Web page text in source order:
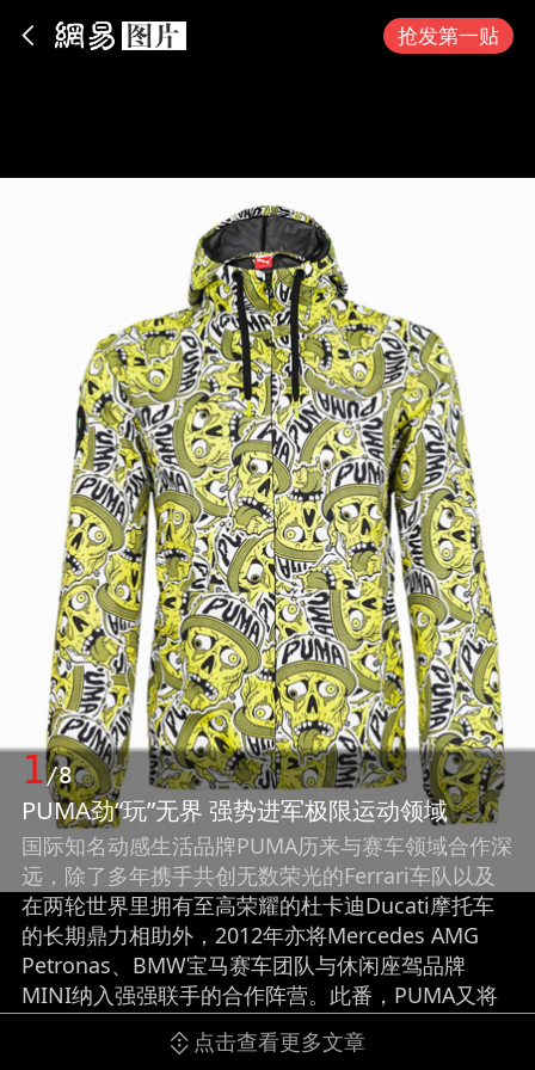
抢发第一贴
1/8
PUMA劲“玩”无界 强势进军极限运动领域
国际知名动感生活品牌PUMA历来与赛车领域合作深
远，除了多年携手共创无数荣光的Ferrari车队以及
在两轮世界里拥有至高荣耀的杜卡迪Ducati摩托车
的长期鼎力相助外，2012年亦将Mercedes AMG
Petronas、BMW宝马赛车团队与休闲座驾品牌
MINI纳入强强联手的合作阵营。此番，PUMA又将
其跨界合作版图扩张至极限运动领域，进驻GRC环
球跨界拉力赛(Global Rally Cross，简称GRC)，与
点击查看更多文章